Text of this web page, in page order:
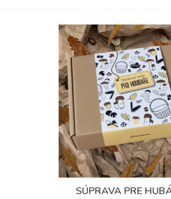
Obľúbené
SÚPRAVA PRE
(1)